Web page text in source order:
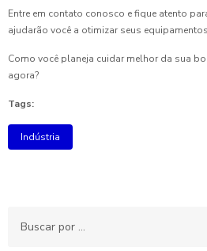
Entre em contato conosco e fique atento
ajudarão você a otimizar seus
Como você planeja cuidar melhor da sua
agora?
Tags:
Indústria